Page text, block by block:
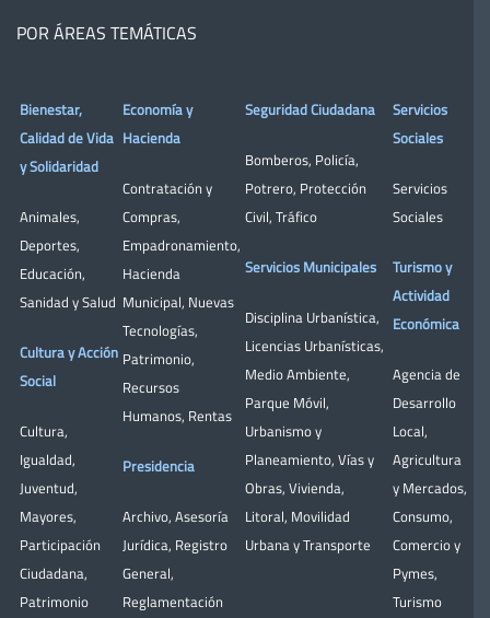
POR ÁREAS TEMÁTICAS
Bienestar,
Calidad de Vida
y Solidaridad
Animales,
Deportes,
Educación,
Sanidad y Salud
Cultura y Acción
Social
Cultura,
Igualdad,
Juventud,
Mayores,
Participación
Ciudadana,
Patrimonio
Economía y
Hacienda
Contratación y
Compras,
Empadronamiento,
Hacienda
Municipal, Nuevas
Tecnologías,
Patrimonio,
Recursos
Humanos, Rentas
Presidencia
Archivo, Asesoría
Jurídica, Registro
General,
Reglamentación
Seguridad Ciudadana
Bomberos, Policía,
Potrero, Protección
Civil, Tráfico
Servicios Municipales
Disciplina Urbanística,
Licencias Urbanísticas,
Medio Ambiente,
Parque Móvil,
Urbanismo y
Planeamiento, Vías y
Obras, Vivienda,
Litoral, Movilidad
Urbana y Transporte
Servicios
Sociales
Servicios
Sociales
Turismo y
Actividad
Económica
Agencia de
Desarrollo
Local,
Agricultura
y Mercados,
Consumo,
Comercio y
Pymes,
Turismo